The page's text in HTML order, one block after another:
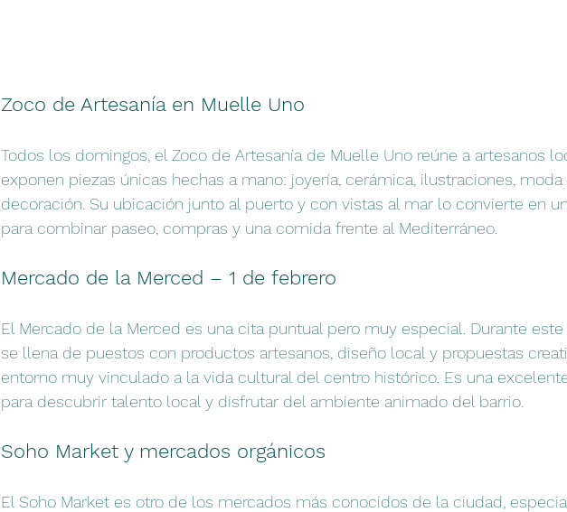
Zoco de Artesanía en Muelle Uno
Todos los domingos, el Zoco de Artesanía de Muelle Uno reúne a artesanos
exponen piezas únicas hechas a mano: joyería, cerámica, ilustraciones,
decoración. Su ubicación junto al puerto y con vistas al mar lo convierte en
para combinar paseo, compras y una comida frente al Mediterráneo.
Mercado de la Merced – 1 de febrero
El Mercado de la Merced es una cita puntual pero muy especial. Durante este
se llena de puestos con productos artesanos, diseño local y propuestas
entorno muy vinculado a la vida cultural del centro histórico. Es una
para descubrir talento local y disfrutar del ambiente animado del barrio.
Soho Market y mercados orgánicos
El Soho Market es otro de los mercados más conocidos de la ciudad,